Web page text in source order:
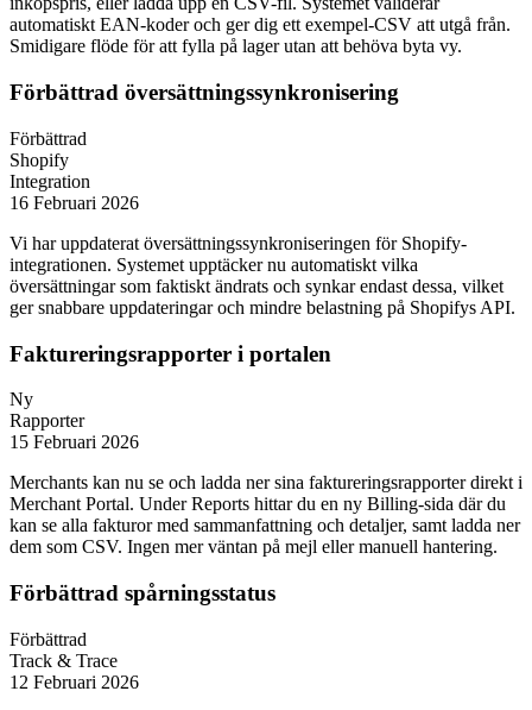
automatiskt EAN-koder och ger dig ett exempel-CSV att utgå från.
Smidigare flöde för att fylla på lager utan att behöva byta vy.
Förbättrad översättningssynkronisering
Förbättrad
Shopify
Integration
16 Februari 2026
Vi har uppdaterat översättningssynkroniseringen för Shopify-
integrationen. Systemet upptäcker nu automatiskt vilka
översättningar som faktiskt ändrats och synkar endast dessa, vilket
ger snabbare uppdateringar och mindre belastning på Shopifys API.
Faktureringsrapporter i portalen
Ny
Rapporter
15 Februari 2026
Merchants kan nu se och ladda ner sina faktureringsrapporter direkt i
Merchant Portal. Under Reports hittar du en ny Billing-sida där du
kan se alla fakturor med sammanfattning och detaljer, samt ladda ner
dem som CSV. Ingen mer väntan på mejl eller manuell hantering.
Förbättrad spårningsstatus
Förbättrad
Track & Trace
12 Februari 2026